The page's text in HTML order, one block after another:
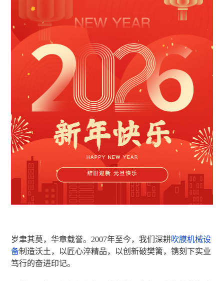
岁聿其莫，华章载誉。2007年至今，我们深耕吹膜机械设
备制造沃土，以匠心淬精品，以创新破樊篱，镌刻下实业
笃行的奋进印记。